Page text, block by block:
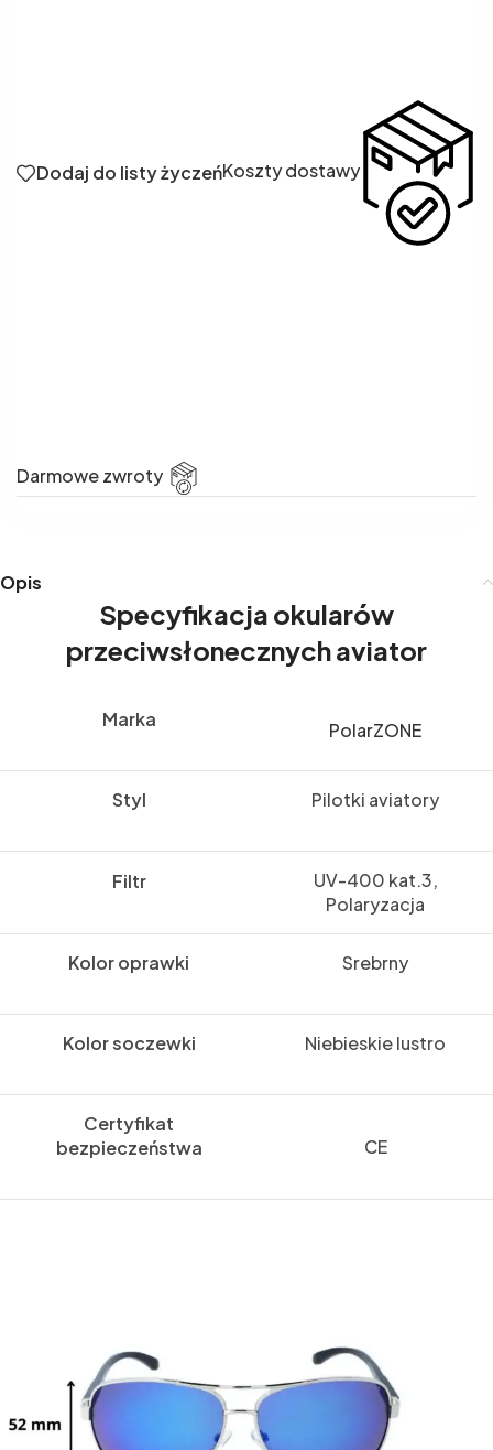
Dodaj do listy życzeńKoszty dostawy
Darmowe zwroty
Opis
Specyfikacja okularów
przeciwsłonecznych aviator
Marka PolarZONE
Styl Pilotki aviatory
Filtr
UV-400 kat.3,
Polaryzacja
Kolor oprawki Srebrny
Kolor soczewki Niebieskie lustro
Certyfikat
bezpieczeństwa
CE